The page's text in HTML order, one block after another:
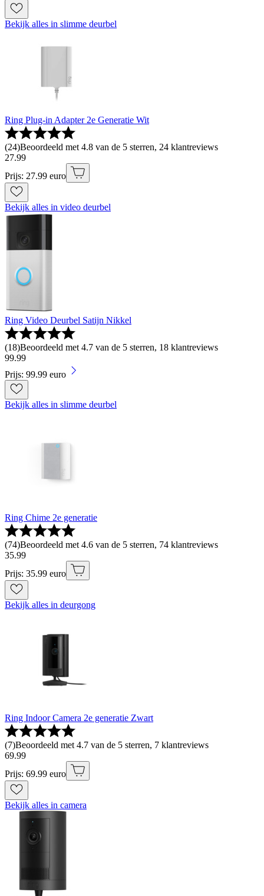
Bekijk alles in slimme deurbel
Ring Plug-in Adapter 2e Generatie Wit
(24)Beoordeeld met 4.8 van de 5 sterren, 24 klantreviews
27.99
Prijs: 27.99 euro
Bekijk alles in video deurbel
Ring Video Deurbel Satijn Nikkel
(18)Beoordeeld met 4.7 van de 5 sterren, 18 klantreviews
99.99
Prijs: 99.99 euro
Bekijk alles in slimme deurbel
Ring Chime 2e generatie
(74)Beoordeeld met 4.6 van de 5 sterren, 74 klantreviews
35.99
Prijs: 35.99 euro
Bekijk alles in deurgong
Ring Indoor Camera 2e generatie Zwart
(7)Beoordeeld met 4.7 van de 5 sterren, 7 klantreviews
69.99
Prijs: 69.99 euro
Bekijk alles in camera